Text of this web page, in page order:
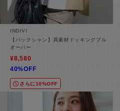
INDIVI
【バックシャン】異素材ドッキングプル
オーバー
¥8,580
40%OFF
さらに10%OFF